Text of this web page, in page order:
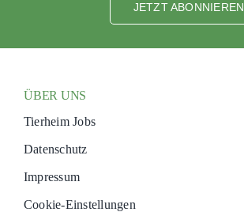
JETZT ABONNIEREN
ÜBER UNS
Tierheim Jobs
Datenschutz
Impressum
Cookie-Einstellungen